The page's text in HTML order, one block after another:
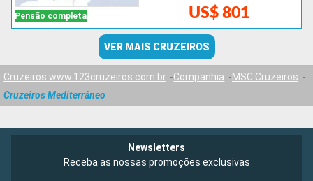
Pensão completa US$ 801
VER MAIS CRUZEIROS
Cruzeiros www.123cruzeiros.com.br Companhia
MSC Cruzeiros
Cruzeiros Mediterrâneo
Newsletters
Receba as nossas promoções exclusivas